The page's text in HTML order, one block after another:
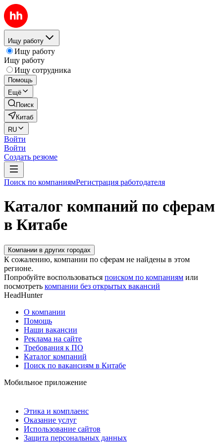
Ищу работу
Ищу работу
Ищу работу
Ищу сотрудника
Помощь
Ещё
Поиск
Китаб
RU
Войти
Войти
Создать резюме
Поиск по компаниямРегистрация работодателя
Каталог компаний по сферам
в Китабе
Компании в других городах
К сожалению, компании по сферам не найдены в этом
регионе.
Попробуйте воспользоваться поиском по компаниям или
посмотреть компании без открытых вакансий
HeadHunter
О компании
Помощь
Наши вакансии
Реклама на сайте
Требования к ПО
Каталог компаний
Поиск по вакансиям в Китабе
Мобильное приложение
Этика и комплаенс
Оказание услуг
Использование сайтов
Защита персональных данных